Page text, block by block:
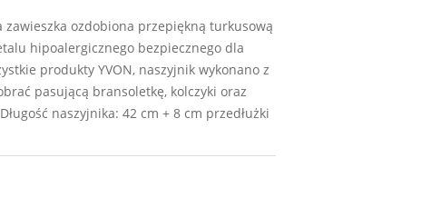
ozdobiona przepiękną turkusową
hipoalergicznego bezpiecznego dla
produkty YVON, naszyjnik wykonano z
pasującą bransoletkę, kolczyki oraz
naszyjnika: 42 cm + 8 cm przedłużki